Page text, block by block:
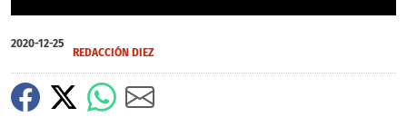
seconds
of
seconds
2020-12-25
REDACCIÓN DIEZ